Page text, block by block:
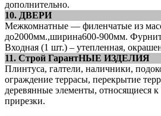
дополнительно.
10. ДВЕРИ
Межкомнатные — филенчатые из
до2000мм.,ширина600-900мм.
Входная (1 шт.) – утепленная,
11. Строй ГарантНЫЕ ИЗДЕЛИЯ
Плинтуса, галтели, наличники,
ограждение террасы, перекрытие
деревянные элементы, относящиеся
прирезки.